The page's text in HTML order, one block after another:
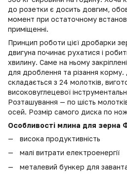
до розетки є досить довгим,
момент при остаточному
приміщенні.
Принцип роботи цієї дробарки
двигуна починає рухатися і
хвилину. Саме на ньому
для дроблення та різання корму.
складається з 24 молотків,
високовуглецевої
Розташування — по шість
осей. Розмір самого диска по
Особливості млина для зерна
висока продуктивність
малі витрати електроенергії
металевий бункер для